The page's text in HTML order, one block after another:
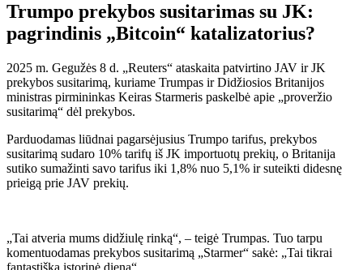
Trumpo prekybos susitarimas su JK:
pagrindinis „Bitcoin“ katalizatorius?
2025 m. Gegužės 8 d. „Reuters“ ataskaita patvirtino JAV ir JK
prekybos susitarimą, kuriame Trumpas ir Didžiosios Britanijos
ministras pirmininkas Keiras Starmeris paskelbė apie „proveržio
susitarimą“ dėl prekybos.
Parduodamas liūdnai pagarsėjusius Trumpo tarifus, prekybos
susitarimą sudaro 10% tarifų iš JK importuotų prekių, o Britanija
sutiko sumažinti savo tarifus iki 1,8% nuo 5,1% ir suteikti didesnę
prieigą prie JAV prekių.
„Tai atveria mums didžiulę rinką“, – teigė Trumpas. Tuo tarpu
komentuodamas prekybos susitarimą „Starmer“ sakė: „Tai tikrai
fantastiška istorinė diena“.